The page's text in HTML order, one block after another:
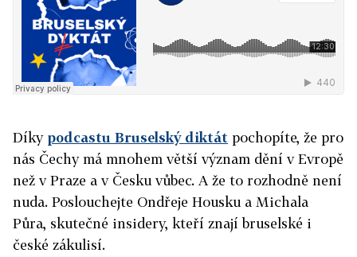
Díky podcastu Bruselský diktát pochopíte, že pro
nás Čechy má mnohem větší význam dění v Evropě
než v Praze a v Česku vůbec. A že to rozhodně není
nuda. Poslouchejte Ondřeje Housku a Michala
Půra, skutečné insidery, kteří znají bruselské i
české zákulisí.